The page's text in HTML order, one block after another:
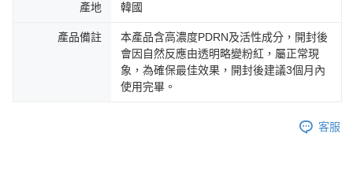
產地 韓國
產品備註
本產品含高濃度PDRN及活性成分，開封後
會因自然反應由透明略變粉紅，屬正常現
象，為確保最佳效果，開封後建議3個月內
使用完畢。
客服